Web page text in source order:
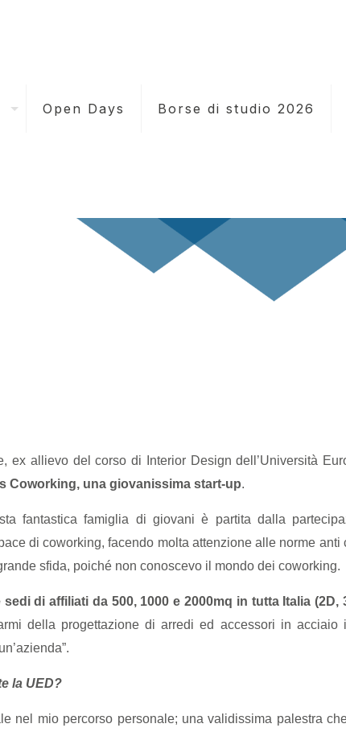
Open Days Borse di studio 2026
, ex allievo del corso di Interior Design dell’Università
Coworking, una giovanissima start-up.
fantastica famiglia di giovani è partita dalla
di coworking, facendo molta attenzione alle norme anti
sfida, poiché non conoscevo il mondo dei coworking.
di affiliati da 500, 1000 e 2000mq in tutta Italia (2D,
della progettazione di arredi ed accessori in acciaio
la UED?
nel mio percorso personale; una validissima palestra